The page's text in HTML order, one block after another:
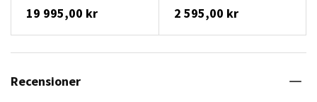
19 995,00 kr 2 595,00 kr
Recensioner